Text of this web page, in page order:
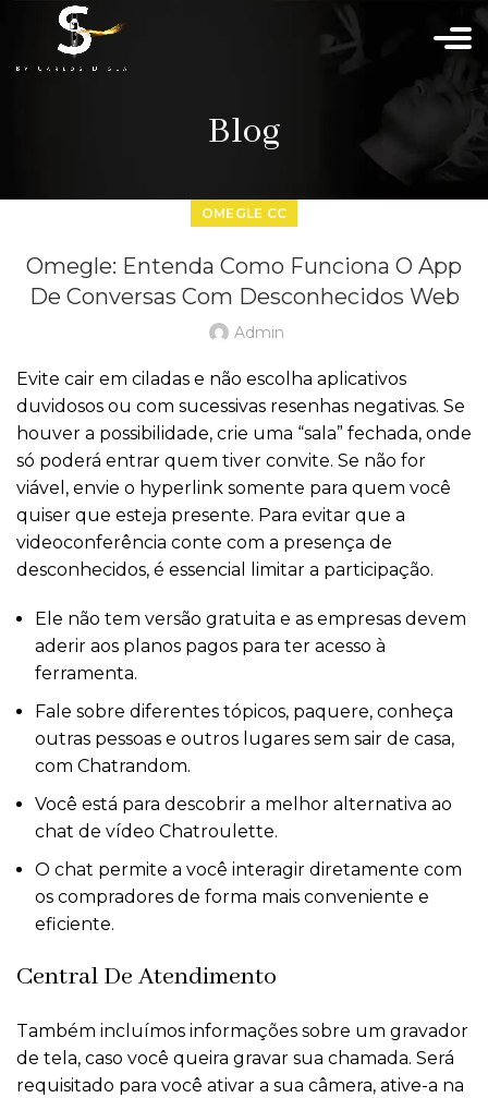
Blog
OMEGLE CC
Omegle: Entenda Como Funciona O App
De Conversas Com Desconhecidos Web
Admin
Evite cair em ciladas e não escolha aplicativos
duvidosos ou com sucessivas resenhas negativas. Se
houver a possibilidade, crie uma “sala” fechada, onde
só poderá entrar quem tiver convite. Se não for
viável, envie o hyperlink somente para quem você
quiser que esteja presente. Para evitar que a
videoconferência conte com a presença de
desconhecidos, é essencial limitar a participação.
Ele não tem versão gratuita e as empresas devem
aderir aos planos pagos para ter acesso à
ferramenta.
Fale sobre diferentes tópicos, paquere, conheça
outras pessoas e outros lugares sem sair de casa,
com Chatrandom.
Você está para descobrir a melhor alternativa ao
chat de vídeo Chatroulette.
O chat permite a você interagir diretamente com
os compradores de forma mais conveniente e
eficiente.
Central De Atendimento
Também incluímos informações sobre um gravador
de tela, caso você queira gravar sua chamada. Será
requisitado para você ativar a sua câmera, ative-a na